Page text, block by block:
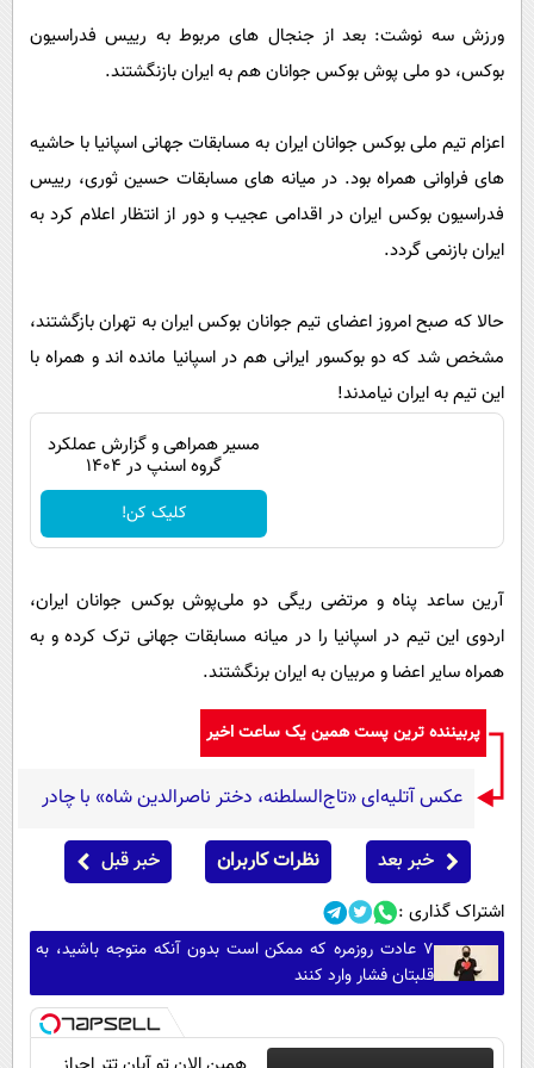
حوادث
محیط زیست
بین الملل
اجتماعی
سیاست خارجی
روانشناسی
دانلود
ورزش سه نوشت: بعد از جنجال های مربوط به رییس فدراسیون
بوکس، دو ملی پوش بوکس جوانان هم به ایران بازنگشتند.
اعزام تیم ملی بوکس جوانان ایران به مسابقات جهانی اسپانیا با حاشیه
های فراوانی همراه بود. در میانه های مسابقات حسین ثوری، رییس
فدراسیون بوکس ایران در اقدامی عجیب و دور از انتظار اعلام کرد به
ایران بازنمی گردد.
حالا که صبح امروز اعضای تیم جوانان بوکس ایران به تهران بازگشتند،
مشخص شد که دو بوکسور ایرانی هم در اسپانیا مانده اند و همراه با
این تیم به ایران نیامدند!
مسیر همراهی و گزارش عملکرد
گروه اسنپ در ۱۴۰۴
کلیک کن!
آرین ساعد پناه و مرتضی ریگی دو ملی‌پوش بوکس جوانان ایران،
اردوی این تیم در اسپانیا را در میانه مسابقات جهانی ترک کرده و به
همراه سایر اعضا و مربیان به ایران برنگشتند.
پربیننده ترین پست همین یک ساعت اخیر
عکس آتلیه‌ای «تاج‌السلطنه، دختر ناصرالدین شاه» با چادر
خبر بعد نظرات کاربران خبر قبل
اشتراک گذاری :
۷ عادت روزمره که ممکن است بدون آنکه متوجه باشید، به
قلبتان فشار وارد کنند